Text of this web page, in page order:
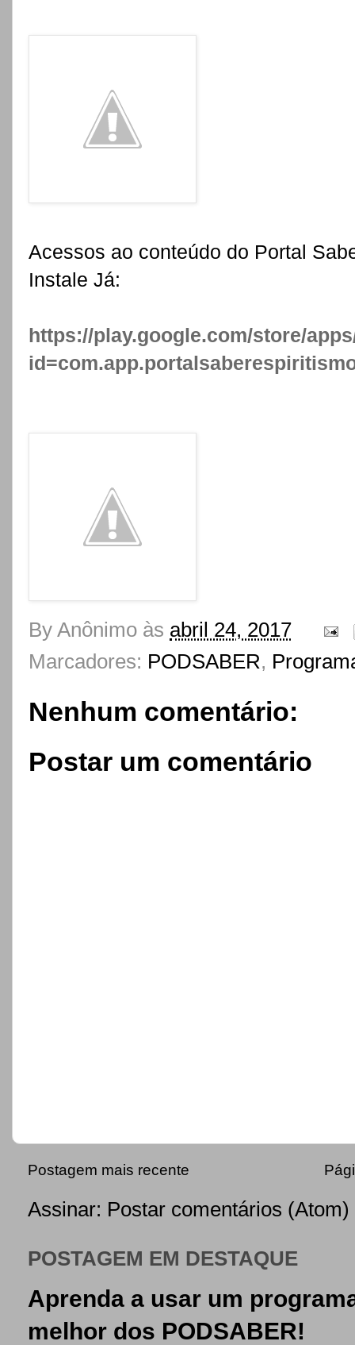
Acessos ao conteúdo do Portal
Instale Já:
https://play.google.com/store/
By Anônimo às abril 24, 2017
Marcadores: PODSABER,
Nenhum comentário:
Postar um comentário
Postagem mais recente
Assinar: Postar comentários (Atom)
POSTAGEM EM DESTAQUE
Aprenda a usar um
melhor dos PODSABER!